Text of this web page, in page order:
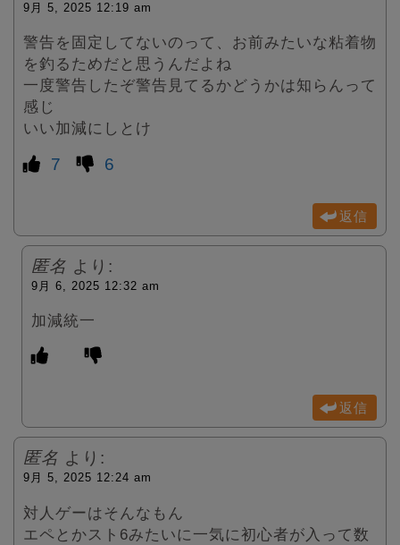
9月 5, 2025 12:19 am
警告を固定してないのって、お前みたいな粘着物
を釣るためだと思うんだよね
一度警告したぞ警告見てるかどうかは知らんって
感じ
いい加減にしとけ
7 6
返信
匿名 より:
9月 6, 2025 12:32 am
加減統一
返信
匿名 より:
9月 5, 2025 12:24 am
対人ゲーはそんなもん
エペとかスト6みたいに一気に初心者が入って数